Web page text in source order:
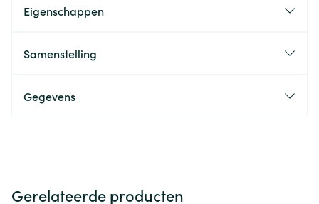
Eigenschappen
Samenstelling
Gegevens
Gerelateerde producten